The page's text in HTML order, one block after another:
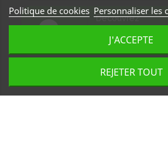
Découvrez
Accédez à nos
Politique de cookies Personnaliser les
REJETER TOUT
J'ACCEPTE
Tous droits réservés,